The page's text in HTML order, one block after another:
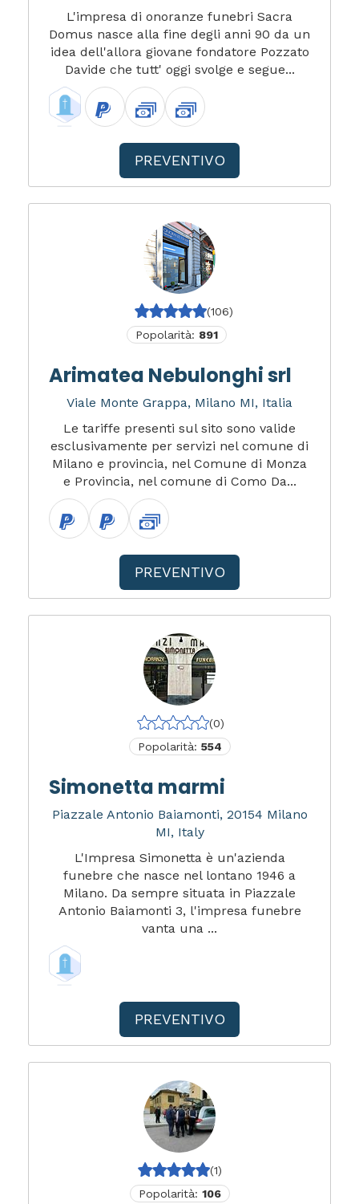
L'impresa di onoranze funebri Sacra
Domus nasce alla fine degli anni 90 da un
idea dell'allora giovane fondatore Pozzato
Davide che tutt' oggi svolge e segue...
PREVENTIVO
(106)
Popolarità: 891
Arimatea Nebulonghi srl
Viale Monte Grappa, Milano MI, Italia
Le tariffe presenti sul sito sono valide
esclusivamente per servizi nel comune di
Milano e provincia, nel Comune di Monza
e Provincia, nel comune di Como Da...
PREVENTIVO
(0)
Popolarità: 554
Simonetta marmi
Piazzale Antonio Baiamonti, 20154 Milano
MI, Italy
L'Impresa Simonetta è un'azienda
funebre che nasce nel lontano 1946 a
Milano. Da sempre situata in Piazzale
Antonio Baiamonti 3, l'impresa funebre
vanta una ...
PREVENTIVO
(1)
Popolarità: 106